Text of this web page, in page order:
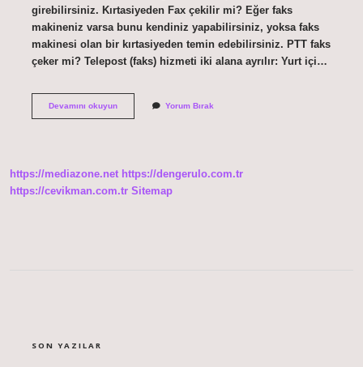
girebilirsiniz. Kırtasiyeden Fax çekilir mi? Eğer faks
makineniz varsa bunu kendiniz yapabilirsiniz, yoksa faks
makinesi olan bir kırtasiyeden temin edebilirsiniz. PTT faks
çeker mi? Telepost (faks) hizmeti iki alana ayrılır: Yurt içi…
Devamını okuyunFaks
Yorum Bırak
https://mediazone.net https://dengerulo.com.tr
https://cevikman.com.tr Sitemap
SON YAZILAR